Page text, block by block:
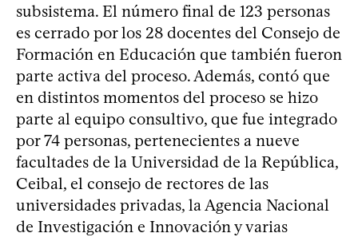
subsistema. El número final de 123 personas
es cerrado por los 28 docentes del Consejo de
Formación en Educación que también fueron
parte activa del proceso. Además, contó que
en distintos momentos del proceso se hizo
parte al equipo consultivo, que fue integrado
por 74 personas, pertenecientes a nueve
facultades de la Universidad de la República,
Ceibal, el consejo de rectores de las
universidades privadas, la Agencia Nacional
de Investigación e Innovación y varias